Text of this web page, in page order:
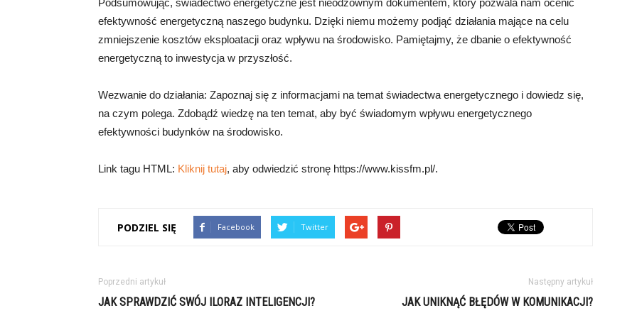
Podsumowując, świadectwo energetyczne jest nieodzownym dokumentem, który pozwala nam ocenić
efektywność energetyczną naszego budynku. Dzięki niemu możemy podjąć działania mające na celu
zmniejszenie kosztów eksploatacji oraz wpływu na środowisko. Pamiętajmy, że dbanie o efektywność
energetyczną to inwestycja w przyszłość.
Wezwanie do działania: Zapoznaj się z informacjami na temat świadectwa energetycznego i dowiedz się,
na czym polega. Zdobądź wiedzę na ten temat, aby być świadomym wpływu energetycznego
efektywności budynków na środowisko.
Link tagu HTML: Kliknij tutaj, aby odwiedzić stronę https://www.kissfm.pl/.
PODZIEL SIĘ Facebook Twitter
Poprzedni artykuł
JAK SPRAWDZIĆ SWÓJ ILORAZ INTELIGENCJI?
Następny artykuł
JAK UNIKNĄĆ BŁĘDÓW W KOMUNIKACJI?